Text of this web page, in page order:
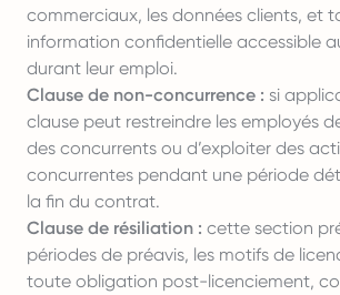
commerciaux, les données clients, et
information confidentielle accessible
durant leur emploi.
Clause de non-concurrence : si
clause peut restreindre les employés
des concurrents ou d’exploiter des
concurrentes pendant une période
la fin du contrat.
Clause de résiliation : cette section
périodes de préavis, les motifs de
toute obligation post-licenciement,